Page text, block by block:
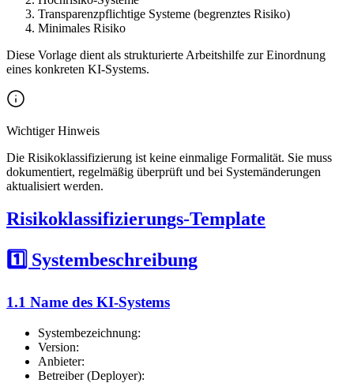
Transparenzpflichtige Systeme (begrenztes Risiko)
Minimales Risiko
Diese Vorlage dient als strukturierte Arbeitshilfe zur Einordnung
eines konkreten KI-Systems.
Wichtiger Hinweis
Die Risikoklassifizierung ist keine einmalige Formalität. Sie muss
dokumentiert, regelmäßig überprüft und bei Systemänderungen
aktualisiert werden.
Risikoklassifizierungs-Template
1️⃣ Systembeschreibung
1.1 Name des KI-Systems
Systembezeichnung:
Version:
Anbieter:
Betreiber (Deployer):